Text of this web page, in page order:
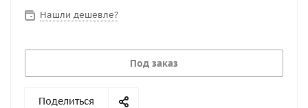
Нашли дешевле?
Под заказ
Поделиться